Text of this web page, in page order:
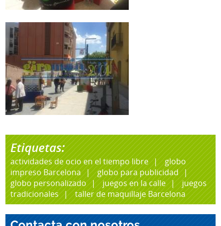
Etiquetas:
actividades de ocio en el tiempo libre
globo
impreso Barcelona
globo para publicidad
globo personalizado
juegos en la calle
juegos
tradicionales
taller de maquillaje Barcelona